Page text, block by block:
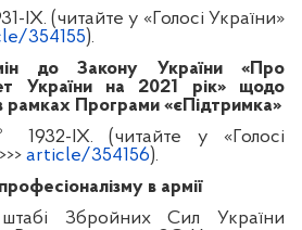
IX. (читайте у «Голосі України»
354155).
до Закону України «Про
України на 2021 рік» щодо
рамках Програми «єПідтримка»
ІХ. (читайте у «Голосі
article/354156).
в армії
Збройних Сил України